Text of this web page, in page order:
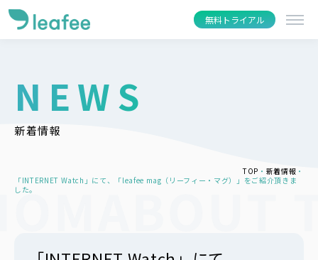
無料トライアル
NEWS
新着情報
TOP
新着情報
「INTERNET Watch」にて、「leafee mag（リーフィー・マグ）」をご紹介頂きま
した。